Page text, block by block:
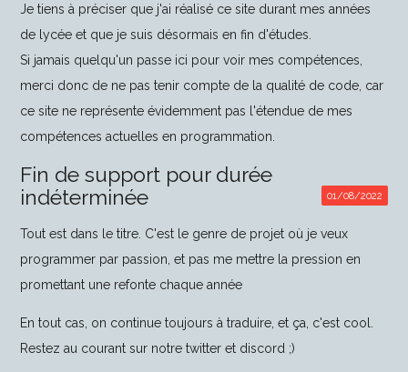
Je tiens à préciser que j'ai réalisé ce site durant mes années
de lycée et que je suis désormais en fin d'études.
Si jamais quelqu'un passe ici pour voir mes compétences,
merci donc de ne pas tenir compte de la qualité de code, car
ce site ne représente évidemment pas l'étendue de mes
compétences actuelles en programmation.
Fin de support pour durée
indéterminée
Tout est dans le titre. C'est le genre de projet où je veux
programmer par passion, et pas me mettre la pression en
promettant une refonte chaque année
En tout cas, on continue toujours à traduire, et ça, c'est cool.
Restez au courant sur notre twitter et discord ;)